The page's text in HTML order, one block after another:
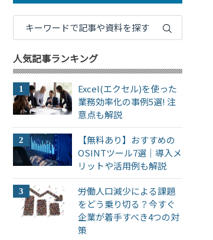
人気記事ランキング
Excel(エクセル)を使った
業務効率化の事例5選! 注
意点も解説
【無料あり】おすすめの
OSINTツール7選｜導入メ
リットや活用例も解説
労働人口減少による課題
をどう乗り切る？今すぐ
企業が着手すべき4つの対
策